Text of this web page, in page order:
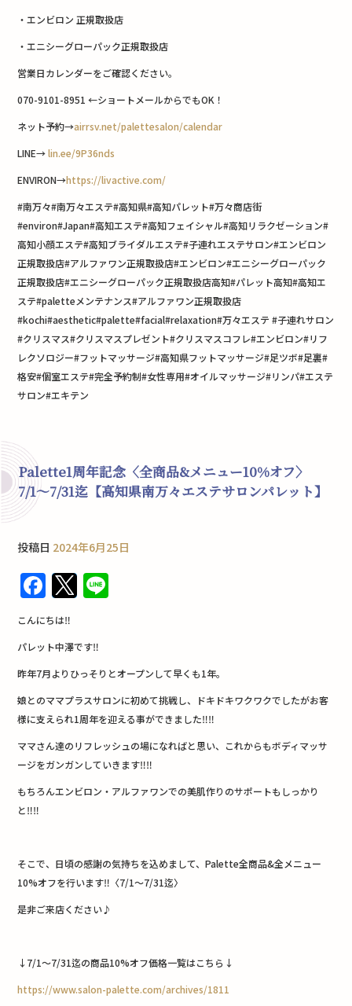
・エンビロン 正規取扱店
・エニシーグローパック正規取扱店
営業日カレンダーをご確認ください。
070-9101-8951 ←ショートメールからでもOK！
ネット予約→airrsv.net/palettesalon/calendar
LINE→lin.ee/9P36nds
ENVIRON→https://livactive.com/
#南万々#南万々エステ#高知県#高知パレット#万々商店街
#environ#Japan#高知エステ#高知フェイシャル#高知リラクゼーション#
高知小顔エステ#高知ブライダルエステ#子連れエステサロン#エンビロン
正規取扱店#アルファワン正規取扱店#エンビロン#エニシーグローパック
正規取扱店#エニシーグローパック正規取扱店高知#パレット高知#高知エ
ステ#paletteメンテナンス#アルファワン正規取扱店
#kochi#aesthetic#palette#facial#relaxation#万々エステ #子連れサロン
#クリスマス#クリスマスプレゼント#クリスマスコフレ#エンビロン#リフ
レクソロジー#フットマッサージ#高知県フットマッサージ#足ツボ#足裏#
格安#個室エステ#完全予約制#女性専用#オイルマッサージ#リンパ#エステ
サロン#エキテン
Palette1周年記念〈全商品&メニュー10%オフ〉
7/1〜7/31迄【高知県南万々エステサロンパレット】
投稿日 2024年6月25日
F
a
c
e
b
o
o
k
T
w
it
te
r
こんにちは‼︎
パレット中澤です‼︎
昨年7月よりひっそりとオープンして早くも1年。
娘とのママプラスサロンに初めて挑戦し、ドキドキワクワクでしたがお客
様に支えられ1周年を迎える事ができました‼︎‼︎
ママさん達のリフレッシュの場になればと思い、これからもボディマッサ
ージをガンガンしていきます‼︎‼︎
もちろんエンビロン・アルファワンでの美肌作りのサポートもしっかり
と‼︎‼︎
そこで、日頃の感謝の気持ちを込めまして、Palette全商品&全メニュー
10%オフを行います‼︎〈7/1〜7/31迄〉
是非ご来店ください♪
↓7/1〜7/31迄の商品10%オフ価格一覧はこちら↓
https://www.salon-palette.com/archives/1811